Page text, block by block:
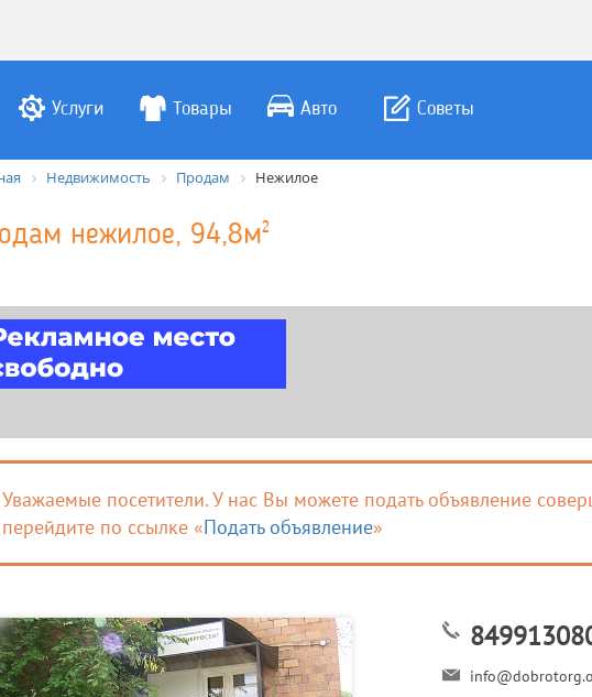
Услуги Товары Авто Советы
Недвижимость Продам Нежилое
нежилое, 94,8м²
Уважаемые посетители. У нас Вы можете подать объявление
перейдите по ссылке «Подать объявление»